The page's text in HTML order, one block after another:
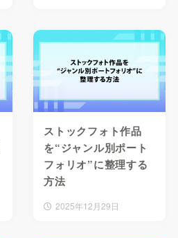
ストックフォト作品
を“ジャンル別ポート
フォリオ”に整理する
方法
2025年12月29日